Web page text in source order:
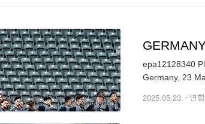
epa12128340
Germany, 23
2025.05.23. 연